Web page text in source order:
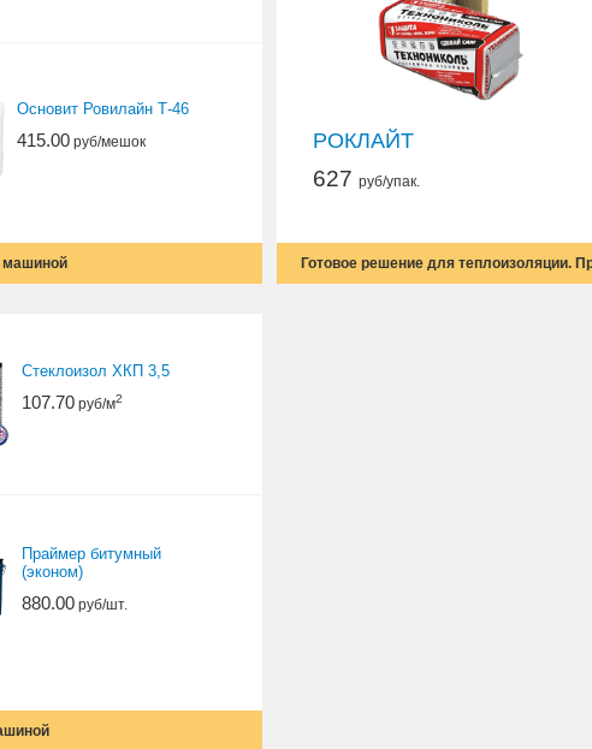
Основит Ровилайн Т-46
415.00 руб/мешок
машиной
РОКЛАЙТ
627 руб/упак.
Готовое решение для теплоизоляции.
Стеклоизол ХКП 3,5
107.70 руб/м2
Праймер битумный
(эконом)
880.00 руб/шт.